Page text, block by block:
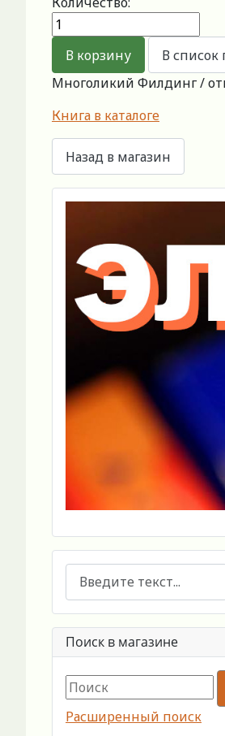
Многоликий Филдинг /
Книга в каталоге
Поиск
Поиск в магазине
Расширенный поиск